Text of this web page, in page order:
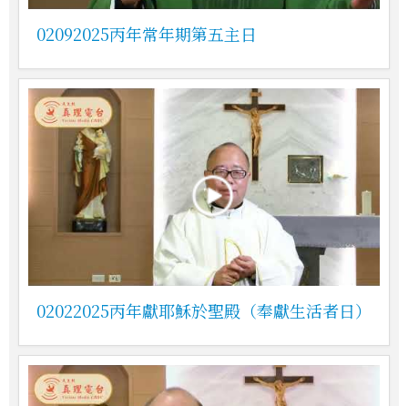
02092025丙年常年期第五主日
02022025丙年獻耶穌於聖殿（奉獻生活者日）